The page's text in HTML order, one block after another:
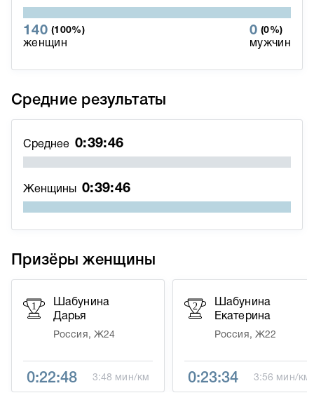
140 (100%)
женщин
0 (0%)
мужчин
Средние результаты
Среднее 0:39:46
Женщины 0:39:46
Призёры женщины
1
Шабунина
Дарья
Россия, Ж24
0:22:48 3:48 мин/км
2
Шабунина
Екатерина
Россия, Ж22
0:23:34 3:56 мин/км